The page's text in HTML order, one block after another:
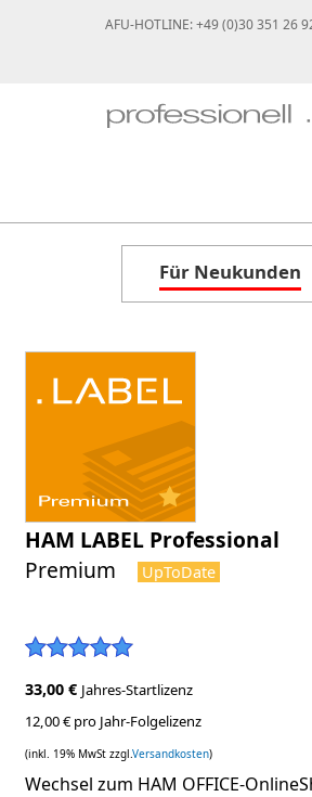
AFU-HOTLINE: +49 (0)30 351 26
Für Neukunden
HAM LABEL Professional
Premium
UpToDate
33,00 € Jahres-Startlizenz
12,00 € pro Jahr-Folgelizenz
(inkl. 19% MwSt zzgl. Versandkosten)
Wechsel zum HAM OFFICE-